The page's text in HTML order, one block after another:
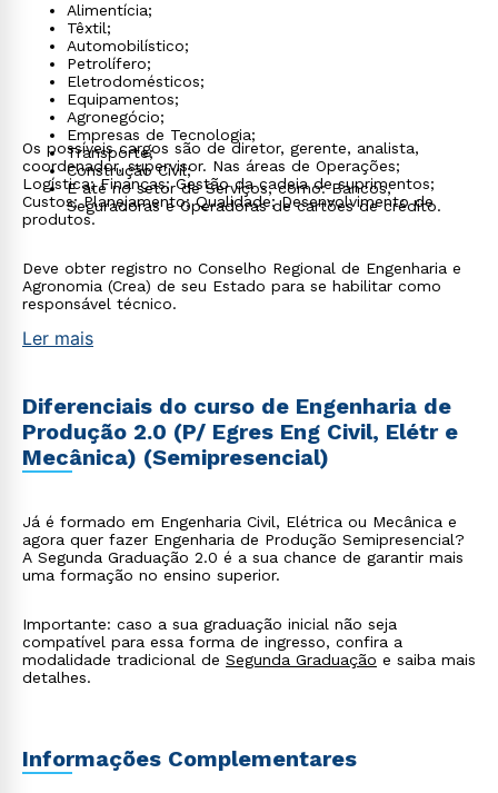
Alimentícia;
Têxtil;
Automobilístico;
Petrolífero;
Eletrodomésticos;
Equipamentos;
Agronegócio;
Empresas de Tecnologia;
Transporte;
Construção Civil;
E até no setor de Serviços, como: Bancos,
Seguradoras e Operadoras de cartões de crédito.
Os possíveis cargos são de diretor, gerente, analista,
coordenador, supervisor. Nas áreas de Operações;
Logística; Finanças; Gestão da cadeia de suprimentos;
Custos; Planejamento; Qualidade; Desenvolvimento de
produtos.
Deve obter registro no Conselho Regional de Engenharia e
Agronomia (Crea) de seu Estado para se habilitar como
responsável técnico.
Ler mais
Diferenciais do curso de Engenharia de
Produção 2.0 (P/ Egres Eng Civil, Elétr e
Mecânica) (Semipresencial)
Já é formado em Engenharia Civil, Elétrica ou Mecânica e
agora quer fazer Engenharia de Produção Semipresencial?
A Segunda Graduação 2.0 é a sua chance de garantir mais
uma formação no ensino superior.
Importante: caso a sua graduação inicial não seja
compatível para essa forma de ingresso, confira a
modalidade tradicional de Segunda Graduação e saiba mais
detalhes.
Informações Complementares